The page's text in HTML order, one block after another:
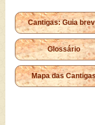
Cantigas: Guia
Glossário
Mapa das